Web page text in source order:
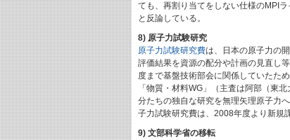
ても、再割り当てをしない仕様のMPI
と反論している。
8) 原子力試験研究
原子力試験研究費は、日本の原子力の
評価結果を資源の配分や計画の見直し
度まで基盤技術部会に関係していたた
「物質・材料WG」（主査は阿部（東
分たちの独自な研究を無理矢理原子力
子力試験研究費は、2008年度より新規
9) 文部科学省の移転